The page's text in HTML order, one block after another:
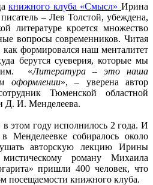
книжного клуба «Смысл» Ирина
– Лев Толстой, убеждена,
литературе кроется множество
вопросы современников. Читая
формировался наш менталитет
берутся суеверия, которые мы
«Литература – это наша
оформлении», – уверена автор
Тюменской областной
Д. И. Менделеева.
этом году исполнилось 2 года. И
Менделеевке собиралось около
авторскую лекцию Ирины
роману Михаила
пришли 400 человек, что
посещаемости книжного клуба.